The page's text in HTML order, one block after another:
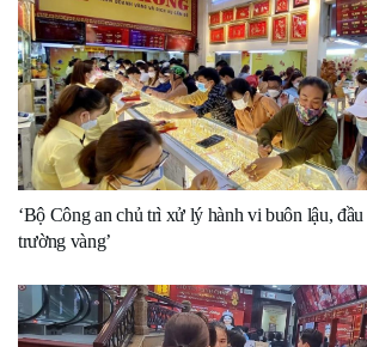
‘Bộ Công an chủ trì xử lý hành vi buôn lậu,
trường vàng’